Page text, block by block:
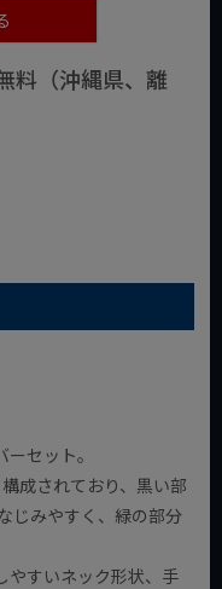
料（沖縄県、離
セット。
成されており、黒い部
じみやすく、緑の部分
すいネック形状、手